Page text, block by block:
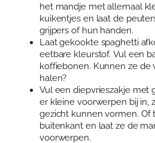
het mandje met allemaal
kuikentjes en laat de
grijpers of hun handen.
Laat gekookte spaghetti
eetbare kleurstof. Vul een
koffiebonen. Kunnen ze de
halen?
Vul een diepvrieszakje met
er kleine voorwerpen bij in,
gezicht kunnen vormen. Of
buitenkant en laat ze de
voorwerpen.